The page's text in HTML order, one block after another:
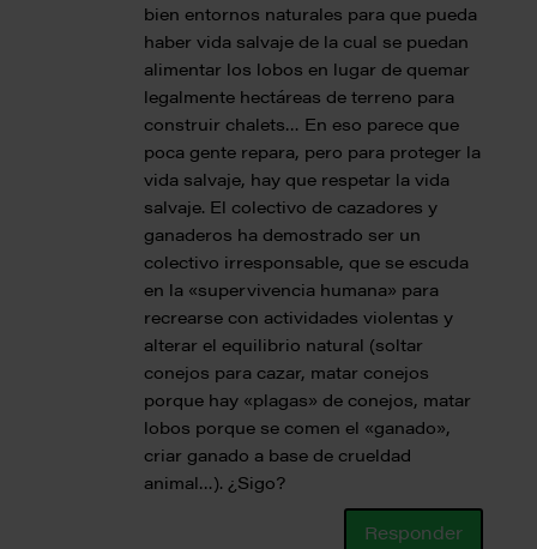
bien entornos naturales para que pueda
haber vida salvaje de la cual se puedan
alimentar los lobos en lugar de quemar
legalmente hectáreas de terreno para
construir chalets… En eso parece que
poca gente repara, pero para proteger la
vida salvaje, hay que respetar la vida
salvaje. El colectivo de cazadores y
ganaderos ha demostrado ser un
colectivo irresponsable, que se escuda
en la «supervivencia humana» para
recrearse con actividades violentas y
alterar el equilibrio natural (soltar
conejos para cazar, matar conejos
porque hay «plagas» de conejos, matar
lobos porque se comen el «ganado»,
criar ganado a base de crueldad
animal…). ¿Sigo?
Responder